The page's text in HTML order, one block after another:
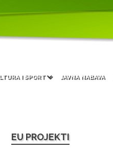
I SPORT JAVNA NABAVA
EU PROJEKTI